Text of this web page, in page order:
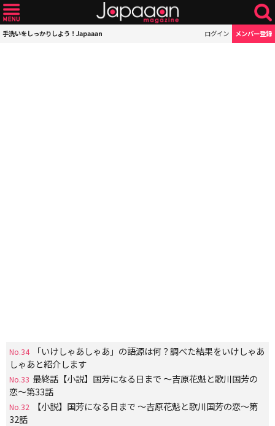
手洗いをしっかりしよう！Japaaan ログイン メンバー登録
No.34
「いけしゃあしゃあ」の語源は何？調べた結果をいけしゃあ
しゃあと紹介します
No.33 最終話【小説】国芳になる日まで 〜吉原花魁と歌川国芳の
恋〜第33話
No.32
【小説】国芳になる日まで 〜吉原花魁と歌川国芳の恋〜第
32話